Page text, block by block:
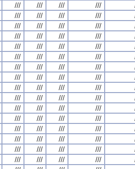
/// /// /// ///
/// /// /// ///
/// /// /// ///
/// /// /// ///
/// /// /// ///
/// /// /// ///
/// /// /// ///
/// /// /// ///
/// /// /// ///
/// /// /// ///
/// /// /// ///
/// /// /// ///
/// /// /// ///
/// /// /// ///
/// /// /// ///
/// /// /// ///